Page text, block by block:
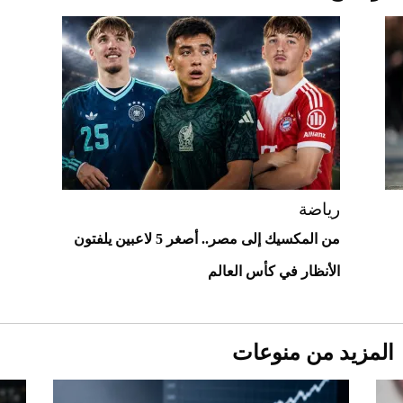
أغلى 10 عطور في العالم للرجال تمنحك فخامة
استثنائية
قبل ليلة النزال.. اكتمال وزن أبطال "The
Comeback" في جدة (فيديو)
2026-07-25
"بوجاتي ميسترال" الاستثنائية للبيع في
مزاد مونتيري
رياضة
من المكسيك إلى مصر.. أصغر 5 لاعبين يلفتون
الأنظار في كأس العالم
المزيد من منوعات